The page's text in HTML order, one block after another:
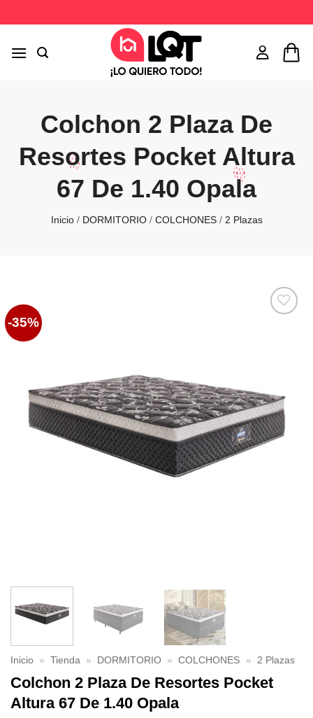
al
Colchon 2 Plaza De
Resortes Pocket Altura
67 De 1.40 Opala
Inicio / DORMITORIO / COLCHONES / 2 Plazas
-35%
Inicio » Tienda » DORMITORIO » COLCHONES » 2 Plazas
Colchon 2 Plaza De Resortes Pocket
Altura 67 De 1.40 Opala